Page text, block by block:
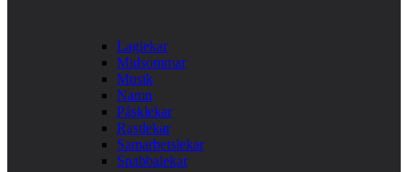
Laglekar
Midsommar
Musik
Namn
Påsklekar
Rastlekar
Samarbetslekar
Snabbalekar